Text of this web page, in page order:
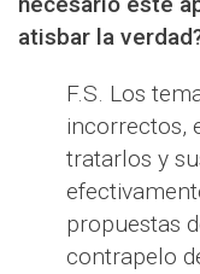
atisbar la
F.S. Los
incorrectos,
tratarlos y
propuestas
contrapelo